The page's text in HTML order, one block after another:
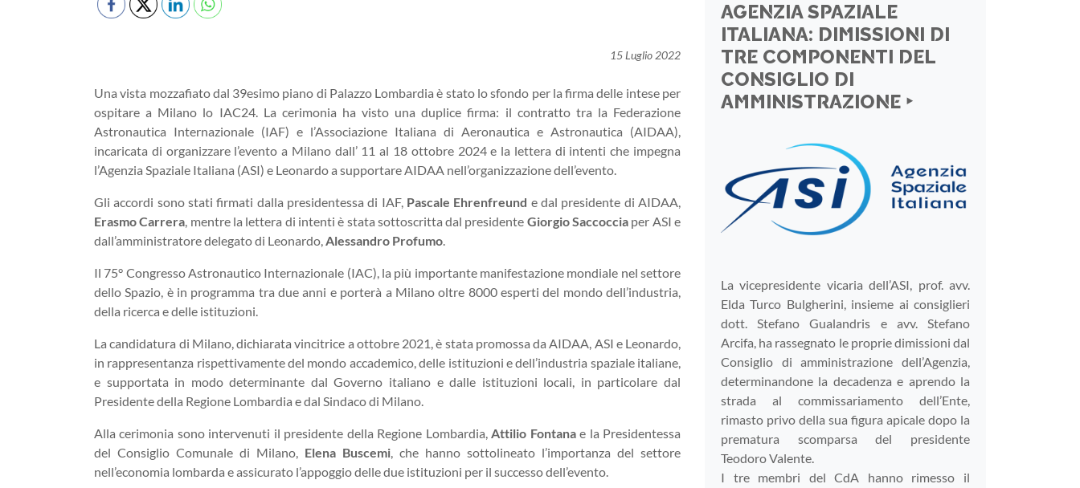
15 Luglio 2022
Una vista mozzafiato dal 39esimo piano di Palazzo Lombardia è stato lo sfondo per la firma delle intese per
ospitare a Milano lo IAC24. La cerimonia ha visto una duplice firma: il contratto tra la Federazione
Astronautica Internazionale (IAF) e l’Associazione Italiana di Aeronautica e Astronautica (AIDAA),
incaricata di organizzare l’evento a Milano dall’ 11 al 18 ottobre 2024 e la lettera di intenti che impegna
l’Agenzia Spaziale Italiana (ASI) e Leonardo a supportare AIDAA nell’organizzazione dell’evento.
Gli accordi sono stati firmati dalla presidentessa di IAF, Pascale Ehrenfreund e dal presidente di AIDAA,
Erasmo Carrera, mentre la lettera di intenti è stata sottoscritta dal presidente Giorgio Saccoccia per ASI e
dall’amministratore delegato di Leonardo,Alessandro Profumo.
Il 75° Congresso Astronautico Internazionale (IAC), la più importante manifestazione mondiale nel settore
dello Spazio, è in programma tra due anni e porterà a Milano oltre 8000 esperti del mondo dell’industria,
della ricerca e delle istituzioni.
La candidatura di Milano, dichiarata vincitrice a ottobre 2021, è stata promossa da AIDAA, ASI e Leonardo,
in rappresentanza rispettivamente del mondo accademico, delle istituzioni e dell’industria spaziale italiane,
e supportata in modo determinante dal Governo italiano e dalle istituzioni locali, in particolare dal
Presidente della Regione Lombardia e dal Sindaco di Milano.
Alla cerimonia sono intervenuti il presidente della Regione Lombardia,Attilio Fontanae la Presidentessa
del Consiglio Comunale di Milano, Elena Buscemi, che hanno sottolineato l’importanza del settore
nell’economia lombarda e assicurato l’appoggio delle due istituzioni per il successo dell’evento.
AGENZIA SPAZIALE
ITALIANA: DIMISSIONI DI
TRE COMPONENTI DEL
CONSIGLIO DI
AMMINISTRAZIONE ‣
La vicepresidente vicaria dell’ASI, prof. avv.
Elda Turco Bulgherini, insieme ai consiglieri
dott. Stefano Gualandris e avv. Stefano
Arcifa, ha rassegnato le proprie dimissioni dal
Consiglio di amministrazione dell’Agenzia,
determinandone la decadenza e aprendo la
strada al commissariamento dell’Ente,
rimasto privo della sua figura apicale dopo la
prematura scomparsa del presidente
Teodoro Valente.
I tre membri del CdA hanno rimesso il